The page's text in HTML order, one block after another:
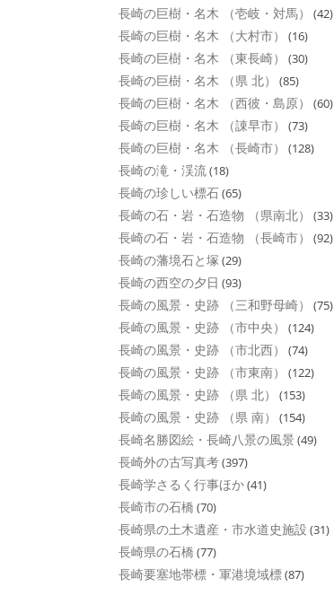
長崎の巨樹・名木 （壱岐・対馬） (42)
長崎の巨樹・名木 （大村市） (16)
長崎の巨樹・名木 （東長崎） (30)
長崎の巨樹・名木 （県 北） (85)
長崎の巨樹・名木 （西彼・島原） (60)
長崎の巨樹・名木 （諌早市） (73)
長崎の巨樹・名木 （長崎市） (128)
長崎の滝・渓流(18)
長崎の珍しい標石(65)
長崎の石・岩・石造物 （県南北） (33)
長崎の石・岩・石造物 （長崎市） (92)
長崎の藩境石と塚 (29)
長崎の西空の夕日 (93)
長崎の風景・史跡 （三和野母崎） (75)
長崎の風景・史跡 （市中央） (124)
長崎の風景・史跡 （市北西） (74)
長崎の風景・史跡 （市東南） (122)
長崎の風景・史跡 （県 北） (153)
長崎の風景・史跡 （県 南） (154)
長崎名勝図絵・長崎八景の風景 (49)
長崎外の古写真考(397)
長崎学さるく行事ほか(41)
長崎市の石橋 (70)
長崎県の土木遺産・市水道史施設 (31)
長崎県の石橋 (77)
長崎要塞地帯標・軍港境域標(87)